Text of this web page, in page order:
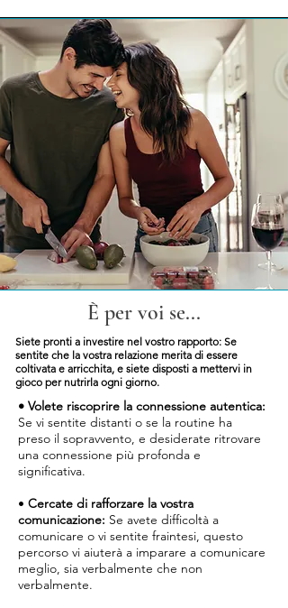
​È per voi se...
Siete pronti a investire nel vostro rapporto: Se
sentite che la vostra relazione merita di essere
coltivata e arricchita, e siete disposti a mettervi in
gioco per nutrirla ogni giorno.
• Volete riscoprire la connessione autentica:
Se vi sentite distanti o se la routine ha
preso il sopravvento, e desiderate ritrovare
una connessione più profonda e
significativa.
• Cercate di rafforzare la vostra
comunicazione: Se avete difficoltà a
comunicare o vi sentite fraintesi, questo
percorso vi aiuterà a imparare a comunicare
meglio, sia verbalmente che non
verbalmente.